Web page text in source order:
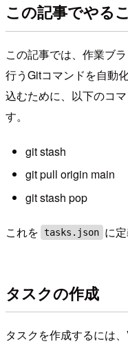
この記事でやる
この記事では、作業ブ
行うGitコマンドを自動
込むために、以下のコ
す。
git stash
git pull origin main
git stash pop
これを tasks.json に
タスクの作成
タスクを作成するには